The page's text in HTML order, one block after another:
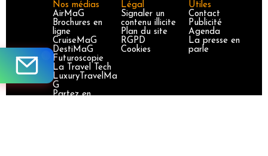
Nos médias
AirMaG
Brochures en
ligne
CruiseMaG
DestiMaG
Futuroscopie
La Travel Tech
LuxuryTravelMa
G
Partez en
Légal
Signaler un
contenu illicite
Plan du site
RGPD
Cookies
Utiles
Contact
Publicité
Agenda
La presse en
parle